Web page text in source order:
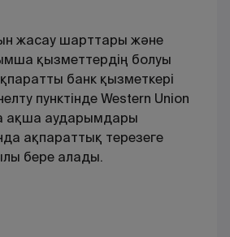
жасау шарттары және
қызметтердің болуы
банк қызметкері
пунктінде Western Union
ақша аударымдары
ақпараттық терезеге
бере алады.